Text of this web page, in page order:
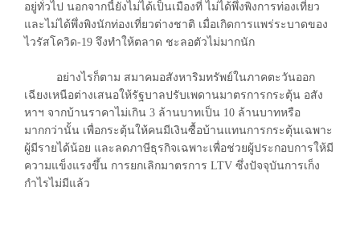
อยู่ทั่วไป นอกจากนี้ยังไม่ได้เป็นเมืองที่ ไม่ได้พึ่งพิงการท่องเที่ยว
และไม่ได้พึ่งพิงนักท่องเที่ยวต่างชาติ เมื่อเกิดการแพร่ระบาดของ
ไวรัสโควิด-19 จึงทำให้ตลาด ชะลอตัวไม่มากนัก
อย่างไรก็ตาม สมาคมอสังหาริมทรัพย์ในภาคตะวันออก
เฉียงเหนือต่างเสนอให้รัฐบาลปรับเพดานมาตรการกระตุ้น อสัง
หาฯ จากบ้านราคาไม่เกิน 3 ล้านบาทเป็น 10 ล้านบาทหรือ
มากกว่านั้น เพื่อกระตุ้นให้คนมีเงินซื้อบ้านแทนการกระตุ้นเฉพาะ
ผู้มีรายได้น้อย และลดภาษีธุรกิจเฉพาะเพื่อช่วยผู้ประกอบการให้มี
ความแข็งแรงขึ้น การยกเลิกมาตรการ LTV ซึ่งปัจจุบันการเก็ง
กำไรไม่มีแล้ว